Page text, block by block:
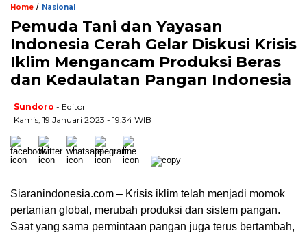
Home / Nasional
Pemuda Tani dan Yayasan
Indonesia Cerah Gelar Diskusi Krisis
Iklim Mengancam Produksi Beras
dan Kedaulatan Pangan Indonesia
Sundoro - Editor
Kamis, 19 Januari 2023 - 19:34 WIB
Siaranindonesia.com – Krisis iklim telah menjadi momok
pertanian global, merubah produksi dan sistem pangan.
Saat yang sama permintaan pangan juga terus bertambah,